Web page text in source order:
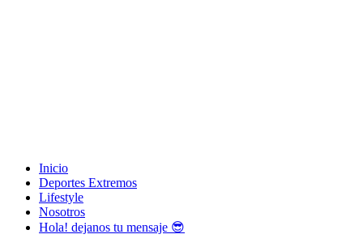
Inicio
Deportes Extremos
Lifestyle
Nosotros
Hola! dejanos tu mensaje 😎